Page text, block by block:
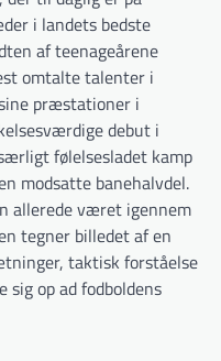
i landets bedste
af teenageårene
omtalte talenter i
præstationer i
debut i
følelsesladet kamp
modsatte banehalvdel.
allerede været igennem
tegner billedet af en
taktisk forståelse
op ad fodboldens